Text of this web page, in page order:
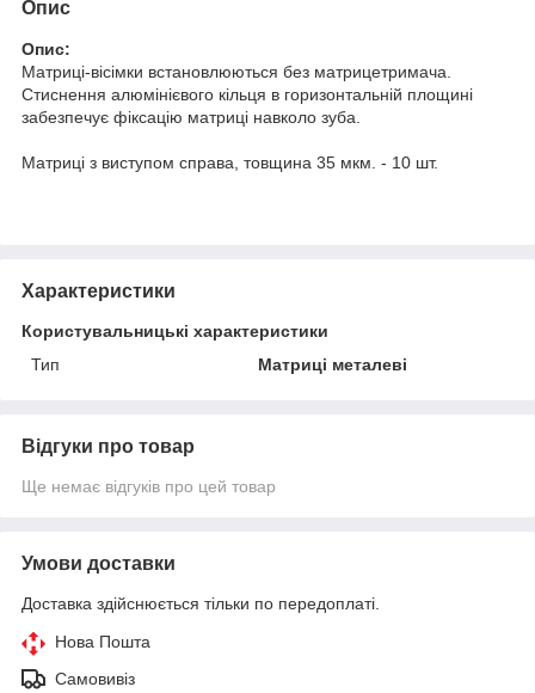
Опис
Опис:
Матриці-вісімки встановлюються без матрицетримача.
Стиснення алюмінієвого кільця в горизонтальній площині
забезпечує фіксацію матриці навколо зуба.
Матриці з виступом справа, товщина 35 мкм. - 10 шт.
Характеристики
Користувальницькі характеристики
Тип
Матриці металеві
Відгуки про товар
Ще немає відгуків про цей товар
Умови доставки
Доставка здійснюється тільки по передоплаті.
Нова Пошта
Самовивіз